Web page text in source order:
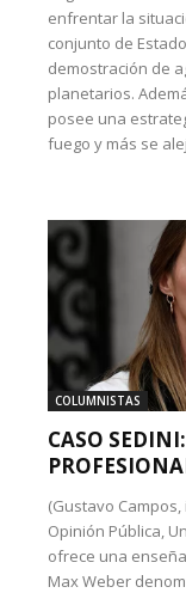
enfrentar la
conjunto de
demostración de
planetarios.
posee una
fuego y más se
COLUMNISTAS
CASO
(Gustavo
Opinión Pública,
ofrece una
Max Weber